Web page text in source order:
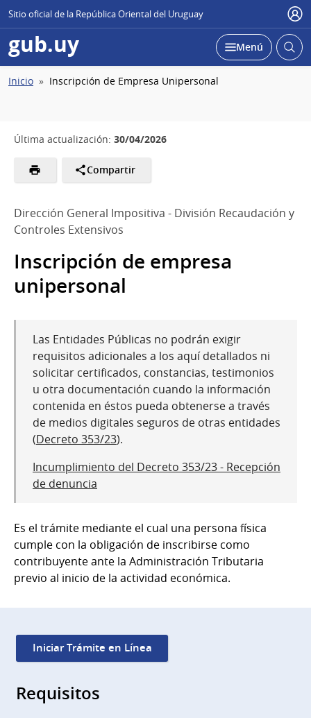
Sitio oficial de la República Oriental del Uruguay
gub.uy Desplegar
Menú Abrir
Ruta
Inicio Inscripción de Empresa Unipersonal
Última actualización: 30/04/2026
Compartir
Dirección General Impositiva - División Recaudación y
Controles Extensivos
Inscripción de empresa
unipersonal
Las Entidades Públicas no podrán exigir
requisitos adicionales a los aquí detallados ni
solicitar certificados, constancias, testimonios
u otra documentación cuando la información
contenida en éstos pueda obtenerse a través
de medios digitales seguros de otras entidades
(Decreto 353/23).
Incumplimiento del Decreto 353/23 - Recepción
de denuncia
Es el trámite mediante el cual una persona física
cumple con la obligación de inscribirse como
contribuyente ante la Administración Tributaria
previo al inicio de la actividad económica.
Iniciar Trámite en Línea
Requisitos